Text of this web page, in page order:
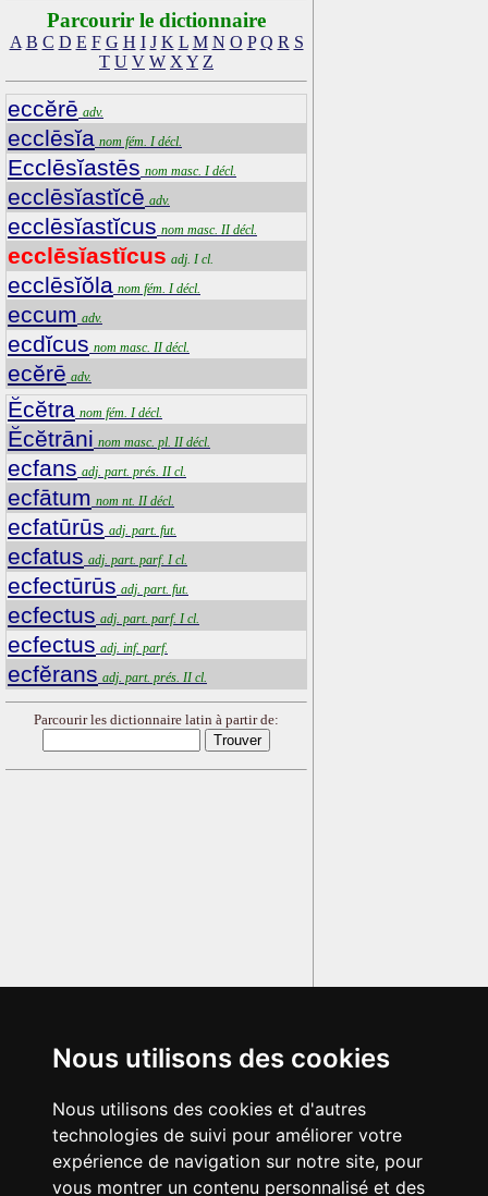
Nous utilisons des cookies
Nous utilisons des cookies et d'autres
technologies de suivi pour améliorer votre
expérience de navigation sur notre site, pour
vous montrer un contenu personnalisé et des
Parcourir le dictionnaire
A B C D E F G H I J K L M N O P Q R S
T U V W X Y Z
eccĕrē adv.
ecclēsĭa nom fém. I décl.
Ecclēsĭastēs nom masc. I décl.
ecclēsĭastĭcē adv.
ecclēsĭastĭcus nom masc. II décl.
ecclēsĭastĭcus adj. I cl.
ecclēsĭŏla nom fém. I décl.
eccum adv.
ecdĭcus nom masc. II décl.
ecĕrē adv.
Ĕcĕtra nom fém. I décl.
Ĕcĕtrāni nom masc. pl. II décl.
ecfans adj. part. prés. II cl.
ecfātum nom nt. II décl.
ecfatūrūs adj. part. fut.
ecfatus adj. part. parf. I cl.
ecfectūrūs adj. part. fut.
ecfectus adj. part. parf. I cl.
ecfectus adj. inf. parf.
ecfĕrans adj. part. prés. II cl.
Parcourir les dictionnaire latin à partir de: